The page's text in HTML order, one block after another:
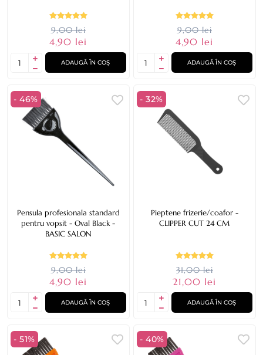
9,00 lei
4,90 lei
ADAUGĂ ÎN COȘ
9,00 lei
4,90 lei
ADAUGĂ ÎN COȘ
- 46%
Pensula profesionala standard
pentru vopsit - Oval Black -
BASIC SALON
9,00 lei
4,90 lei
ADAUGĂ ÎN COȘ
- 32%
Pieptene frizerie/coafor -
CLIPPER CUT 24 CM
31,00 lei
21,00 lei
ADAUGĂ ÎN COȘ
- 51% - 40%